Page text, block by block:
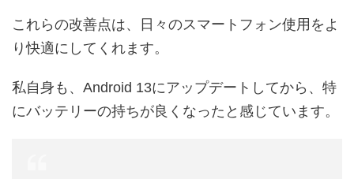
これらの改善点は、日々のスマートフォン使用をよ
り快適にしてくれます。
私自身も、Android 13にアップデートしてから、特
にバッテリーの持ちが良くなったと感じています。